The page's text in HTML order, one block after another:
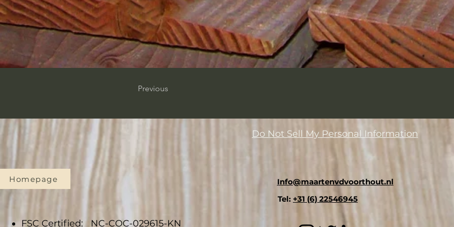
Previous
Do Not Sell My Personal Information
Homepage
Info@maartenvdvoorthout.nl
Tel: +31 (6) 22546945
FSC Certified: NC-COC-029615-KN